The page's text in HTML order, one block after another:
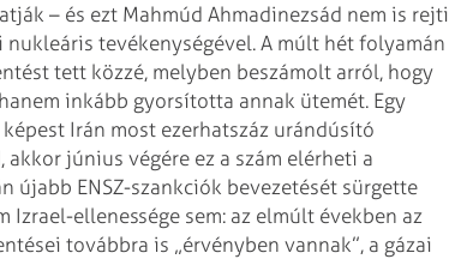
– és ezt Mahmúd Ahmadinezsád nem is rejti
nukleáris tevékenységével. A múlt hét folyamán
tett közzé, melyben beszámolt arról, hogy
inkább gyorsította annak ütemét. Egy
Irán most ezerhatszáz urándúsító
akkor június végére ez a szám elérheti a
újabb ENSZ-szankciók bevezetését sürgette
Izrael-ellenessége sem: az elmúlt években az
továbbra is „érvényben vannak”, a gázai